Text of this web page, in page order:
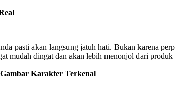
Real
pasti akan langsung jatuh hati. Bukan karena
mudah dingat dan akan lebih menonjol dari
Karakter Terkenal